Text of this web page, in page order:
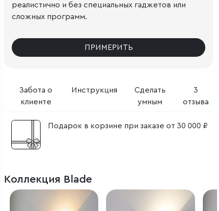
Забота о
клиенте
Инструкция
Сделать
умным
3
отзыва
Подарок в корзине при заказе от 30 000 ₽
реалистично и без специальных гаджетов или
сложных программ.
ПРИМЕРИТЬ
Коллекция Blade